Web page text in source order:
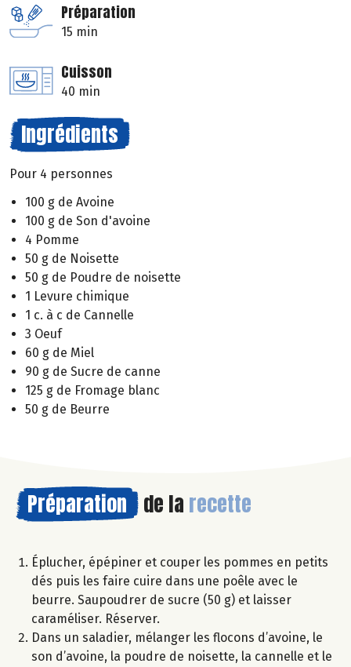
Préparation
15 min
Cuisson
40 min
Ingrédients
Pour 4 personnes
100 g de Avoine
100 g de Son d'avoine
4 Pomme
50 g de Noisette
50 g de Poudre de noisette
1 Levure chimique
1 c. à c de Cannelle
3 Oeuf
60 g de Miel
90 g de Sucre de canne
125 g de Fromage blanc
50 g de Beurre
Préparation de la recette
Éplucher, épépiner et couper les pommes en petits
dés puis les faire cuire dans une poêle avec le
beurre. Saupoudrer de sucre (50 g) et laisser
caraméliser. Réserver.
Dans un saladier, mélanger les flocons d’avoine, le
son d’avoine, la poudre de noisette, la cannelle et le